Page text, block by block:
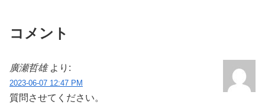
コメント
廣瀬哲雄 より:
2023-06-07 12:47 PM
質問させてください。